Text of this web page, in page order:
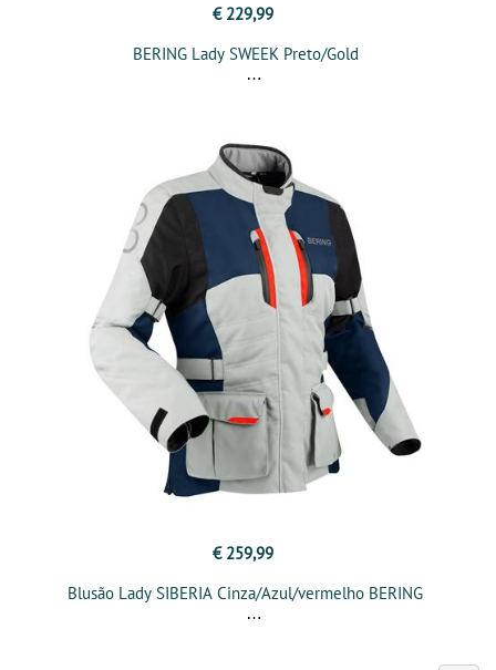
€ 229,99
BERING Lady SWEEK Preto/Gold
€ 259,99
Blusão Lady SIBERIA Cinza/Azul/vermelho BERING